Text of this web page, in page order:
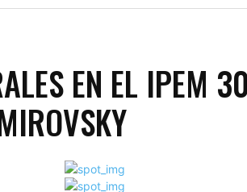
EN EL IPEM 30